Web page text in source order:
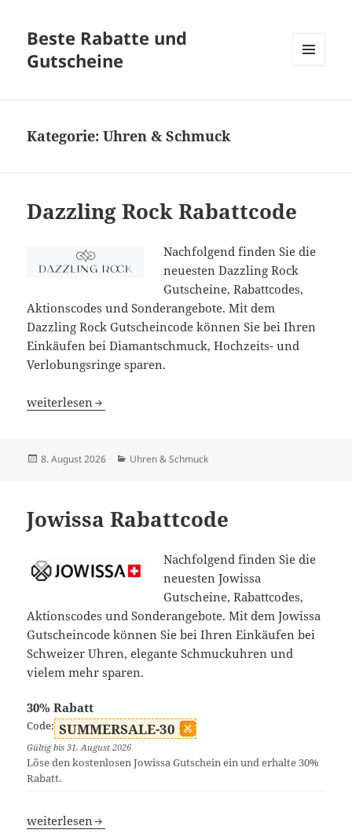
Beste Rabatte und
Gutscheine
Kategorie:Uhren & Schmuck
Dazzling Rock Rabattcode
Nachfolgend finden Sie die
neuesten Dazzling Rock
Gutscheine, Rabattcodes,
Aktionscodes und Sonderangebote. Mit dem
Dazzling Rock Gutscheincode können Sie bei Ihren
Einkäufen bei Diamantschmuck, Hochzeits- und
Verlobungsringe sparen.
Dazzling Rock Rabattcode
weiterlesen
Veröffentlicht
8. August 2026 Kategorien
Uhren & Schmuck
Jowissa Rabattcode
Nachfolgend finden Sie die
neuesten Jowissa
Gutscheine, Rabattcodes,
Aktionscodes und Sonderangebote. Mit dem Jowissa
Gutscheincode können Sie bei Ihren Einkäufen bei
Schweizer Uhren, elegante Schmuckuhren und
vielem mehr sparen.
30% Rabatt
Code: SUMMERSALE-30
Gültig bis 31. August 2026
Löse den kostenlosen Jowissa Gutschein ein und erhalte 30%
Rabatt.
Jowissa Rabattcode
weiterlesen